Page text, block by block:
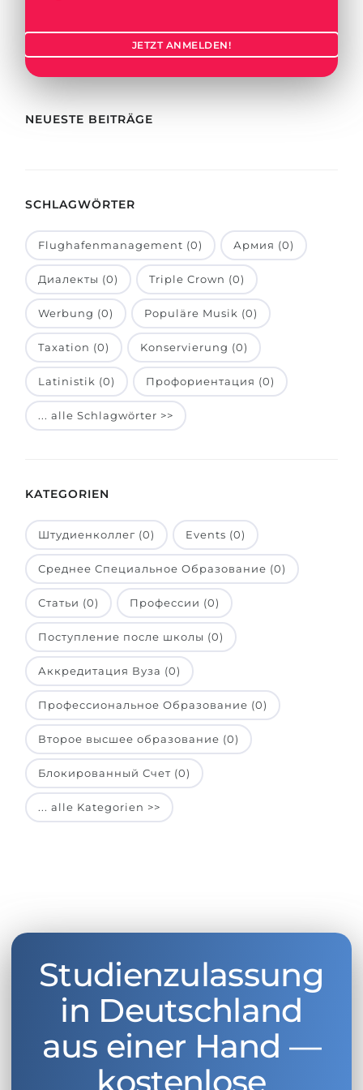
BERUFE
Beispiel-Stellenangebote
Holland-Test
Interessenkarte-Test
RIASEC-Test
Erfolgzu
100%
Unsere Studierenden werden
BERATUNG!
BEWERBEN FÜR FACHRICHTUNG …
Medizin
Physik
BEWERBEN AUS …
Russland
Ukraine
Kasachstan
Aserbaidschan
Armenien
Belarus
Anderes Land
JETZT ANMELDEN!
NEUESTE BEITRÄGE
SCHLAGWÖRTER
Flughafenmanagement (0) Армия (0)
Диалекты (0) Triple Crown (0)
Werbung (0) Populäre Musik (0)
Taxation (0) Konservierung (0)
Latinistik (0) Профориентация (0)
... alle Schlagwörter >>
KATEGORIEN
Штудиенколлег (0) Events (0)
Среднее Специальное Образование (0)
Статьи (0) Профессии (0)
Поступление после школы (0)
Аккредитация Вуза (0)
Профессиональное Образование (0)
Второе высшее образование (0)
Блокированный Счет (0)
... alle Kategorien >>
Studienzulassung
in Deutschland
aus einer Hand —
kostenlose